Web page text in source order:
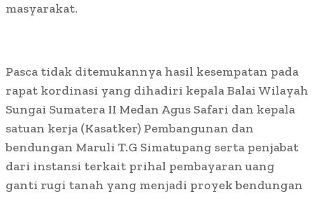
masyarakat.
Pasca tidak ditemukannya hasil kesempatan pada
rapat kordinasi yang dihadiri kepala Balai Wilayah
Sungai Sumatera II Medan Agus Safari dan kepala
satuan kerja (Kasatker) Pembangunan dan
bendungan Maruli T.G Simatupang serta penjabat
dari instansi terkait prihal pembayaran uang
ganti rugi tanah yang menjadi proyek bendungan